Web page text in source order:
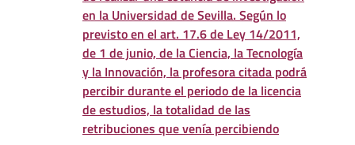
en la Universidad de Sevilla. Según lo
previsto en el art. 17.6 de Ley 14/2011,
de 1 de junio, de la Ciencia, la Tecnología
y la Innovación, la profesora citada podrá
percibir durante el periodo de la licencia
de estudios, la totalidad de las
retribuciones que venía percibiendo